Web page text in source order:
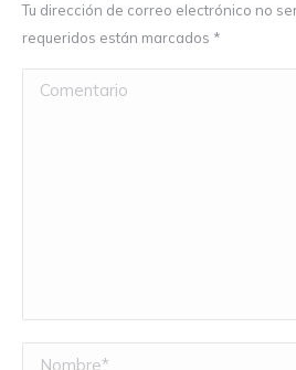
Tu dirección de correo electrónico no
requeridos están marcados *
Comentario
Nombre *